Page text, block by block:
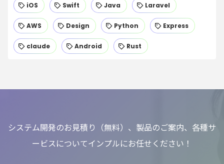
iOS Swift Java Laravel
AWS Design Python Express
claude Android Rust
システム開発のお見積り（無料）、製品のご案内、各種サ
ービスについてインプルにお任せください！